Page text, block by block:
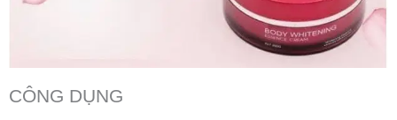
CÔNG DỤNG